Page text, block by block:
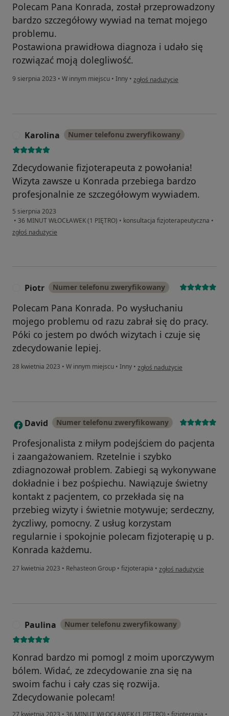
Polecam Pana Konrada, został przeprowadzony
bardzo szczegółowy wywiad na temat mojego
problemu.
Postawiona prawidłowa diagnoza i udało się
rozwiązać moją dolegliwość.
9 sierpnia 2023 • W innym miejscu • Inny • w opinii użytkownika Łukasz
zgłoś nadużycie
Karolina Numer telefonu zweryfikowany
Zdecydowanie fizjoterapeuta z powołania!
Wizyta zawsze u Konrada przebiega bardzo
profesjonalnie ze szczegółowym wywiadem.
5 sierpnia 2023
• 36 MINUT WŁOCŁAWEK (1 PIĘTRO) • konsultacja fizjoterapeutyczna •
w opinii użytkownika Karolina
zgłoś nadużycie
Piotr Numer telefonu zweryfikowany
Polecam Pana Konrada. Po wysłuchaniu
mojego problemu od razu zabrał się do pracy.
Póki co jestem po dwóch wizytach i czuje się
zdecydowanie lepiej.
28 kwietnia 2023 • W innym miejscu • Inny • w opinii użytkownika Piotr
zgłoś nadużycie
D David Numer telefonu zweryfikowany
Profesjonalista z miłym podejściem do pacjenta
i zaangażowaniem. Rzetelnie i szybko
zdiagnozował problem. Zabiegi są wykonywane
dokładnie i bez pośpiechu. Nawiązuje świetny
kontakt z pacjentem, co przekłada się na
przebieg wizyty i świetnie motywuje; serdeczny,
życzliwy, pomocny. Z usług korzystam
regularnie i spokojnie polecam fizjoterapię u p.
Konrada każdemu.
27 kwietnia 2023 • Rehasteon Group • fizjoterapia • w opinii użytkownika
zgłoś nadużycie
Paulina Numer telefonu zweryfikowany
Konrad bardzo mi pomogl z moim uporczywym
bólem. Widać, ze zdecydowanie zna się na
swoim fachu i cały czas się rozwija.
Zdecydowanie polecam!